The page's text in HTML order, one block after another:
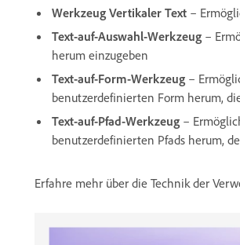
Werkzeug Vertikaler Text –
Text-auf-Auswahl-Werkzeug –
herum einzugeben
Text-auf-Form-Werkzeug –
benutzerdefinierten Form herum,
Text-auf-Pfad-Werkzeug –
benutzerdefinierten Pfads herum,
Erfahre mehr über die Technik der